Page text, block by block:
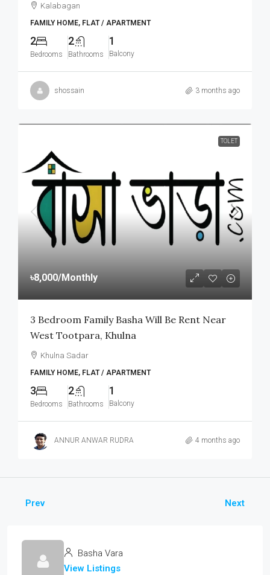
Kalabagan
FAMILY HOME, FLAT / APARTMENT
2
Bedrooms
2
Bathrooms
1
Balcony
shossain 3 months ago
TOLET
৳8,000/Monthly
3 Bedroom Family Basha Will Be Rent Near
West Tootpara, Khulna
Khulna Sadar
FAMILY HOME, FLAT / APARTMENT
3
Bedrooms
2
Bathrooms
1
Balcony
ANNUR ANWAR RUDRA 4 months ago
Prev Next
Basha Vara
View Listings